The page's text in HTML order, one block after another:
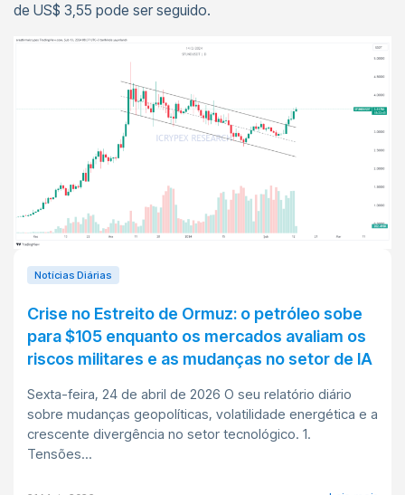
de US$ 3,55 pode ser seguido.
Notícias Diárias
Crise no Estreito de Ormuz: o petróleo sobe
para $105 enquanto os mercados avaliam os
riscos militares e as mudanças no setor de IA
Sexta-feira, 24 de abril de 2026 O seu relatório diário
sobre mudanças geopolíticas, volatilidade energética e a
crescente divergência no setor tecnológico. 1.
Tensões...